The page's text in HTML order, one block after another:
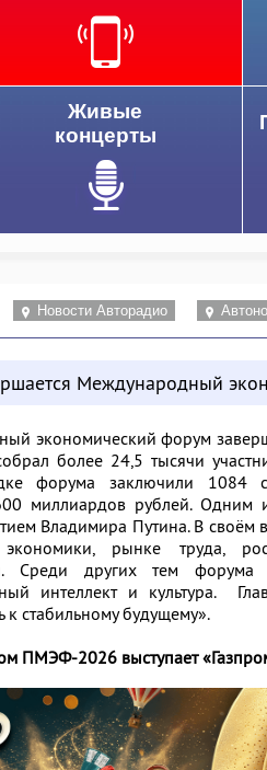
Живые
концерты
Новости Авторадио
Международный
экономический форум
более 24,5 тысячи
форума заключили 1084
миллиардов рублей. Одним
Владимира Путина. В своём
рынке труда,
Среди других тем
интеллект и культура.
к стабильному будущему».
ПМЭФ-2026 выступает